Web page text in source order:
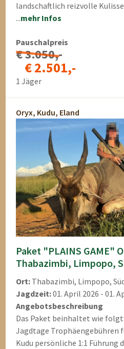
landschaftlich reizvolle
...mehr Infos
Pauschalpreis
€ 3.050,-
€ 2.501,-
1 Jäger
Oryx, Kudu, Eland
Paket "PLAINS GAME"
Thabazimbi, Limpopo,
Ort: Thabazimbi, Limpopo,
Jagdzeit:01. April 2026 - 01.
Angebotsbeschreibung
Das Paket beinhaltet wie
Jagdtage Trophäengebühren
Kudu persönliche 1:1 Führung